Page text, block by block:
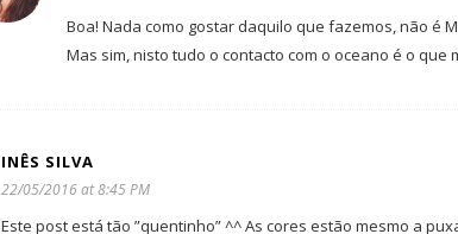
Boa! Nada como gostar daquilo que fazemos, não é
Mas sim, nisto tudo o contacto com o oceano é o que
INÊS SILVA
22/05/2016 at 8:45 PM
Este post está tão ”quentinho” ^^ As cores estão mesmo a